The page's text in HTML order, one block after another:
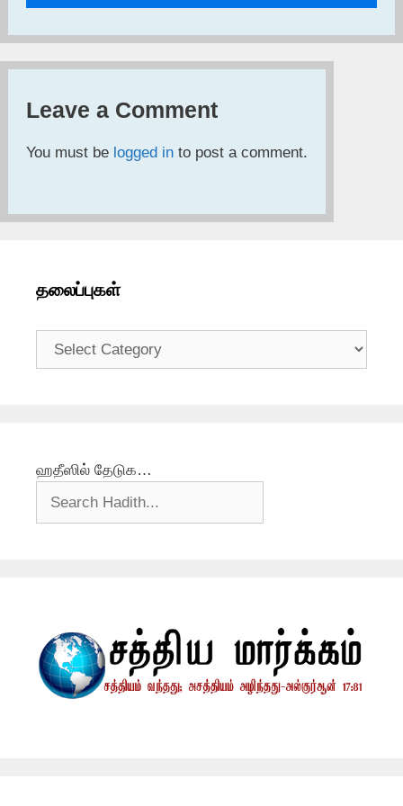
Leave a Comment
You must be logged in to post a comment.
தலைப்புகள்
தலைப்புகள்
ஹதீஸில் தேடுக…